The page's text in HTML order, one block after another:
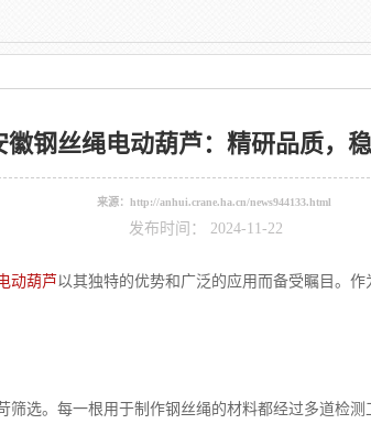
徽钢丝绳电动葫芦：精研品质，
来源： http://anhui.crane.ha.cn/news944133.html
发布时间： 2024-11-22
动葫芦 以其独特的优势和广泛的应用而备受瞩目。
选。每一根用于制作钢丝绳的材料都经过多道检测